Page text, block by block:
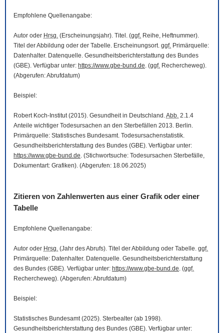
Empfohlene Quellenangabe:
Autor oder Hrsg. (Erscheinungsjahr). Titel. (ggf. Reihe, Heftnummer).
Titel der Abbildung oder der Tabelle. Erscheinungsort. ggf. Primärquelle:
Datenhalter. Datenquelle. Gesundheitsberichterstattung des Bundes
(GBE). Verfügbar unter: https://www.gbe-bund.de. (ggf. Rechercheweg).
(Abgerufen: Abrufdatum)
Beispiel:
Robert Koch-Institut (2015). Gesundheit in Deutschland.Abb. 2.1.4
Anteile wichtiger Todesursachen an den Sterbefällen 2013. Berlin.
Primärquelle: Statistisches Bundesamt. Todesursachenstatistik.
Gesundheitsberichterstattung des Bundes (GBE). Verfügbar unter:
https://www.gbe-bund.de. (Stichwortsuche: Todesursachen Sterbefälle,
Dokumentart: Grafiken). (Abgerufen: 18.06.2025)
Zitieren von Zahlenwerten aus einer Grafik oder einer
Tabelle
Empfohlene Quellenangabe:
Autor oder Hrsg. (Jahr des Abrufs). Titel der Abbildung oder Tabelle. ggf.
Primärquelle: Datenhalter. Datenquelle. Gesundheitsberichterstattung
des Bundes (GBE). Verfügbar unter: https://www.gbe-bund.de. (ggf.
Rechercheweg). (Abgerufen: Abrufdatum)
Beispiel:
Statistisches Bundesamt (2025). Sterbealter (ab 1998).
Gesundheitsberichterstattung des Bundes (GBE). Verfügbar unter: